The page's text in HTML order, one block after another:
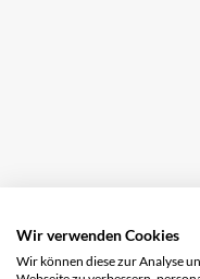
Wir verwenden Cookies
Wir können diese zur Analyse